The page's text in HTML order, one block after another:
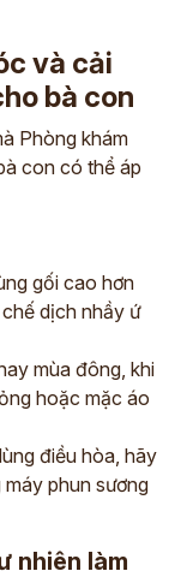
và cải
bà con
Phòng khám
con có thể áp
gối cao hơn
dịch nhầy ứ
mùa đông, khi
hoặc mặc áo
điều hòa, hãy
phun sương
nhiên làm